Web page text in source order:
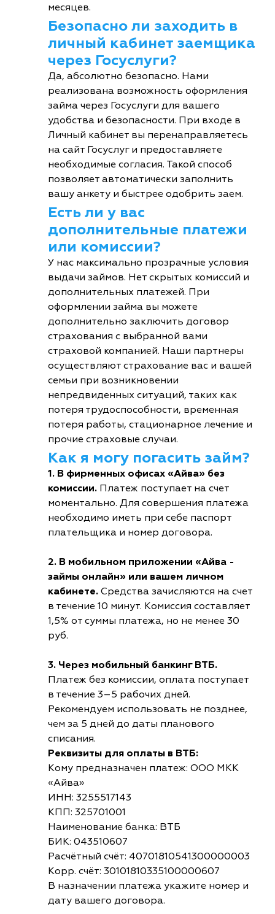
месяцев.
Безопасно ли заходить в
личный кабинет заемщика
через Госуслуги?
Да, абсолютно безопасно. Нами
реализована возможность оформления
займа через Госуслуги для вашего
удобства и безопасности. При входе в
Личный кабинет вы перенаправляетесь
на сайт Госуслуг и предоставляете
необходимые согласия. Такой способ
позволяет автоматически заполнить
вашу анкету и быстрее одобрить заем.
Есть ли у вас
дополнительные платежи
или комиссии?
У нас максимально прозрачные условия
выдачи займов. Нет скрытых комиссий и
дополнительных платежей. При
оформлении займа вы можете
дополнительно заключить договор
страхования с выбранной вами
страховой компанией. Наши партнеры
осуществляют страхование вас и вашей
семьи при возникновении
непредвиденных ситуаций, таких как
потеря трудоспособности, временная
потеря работы, стационарное лечение и
прочие страховые случаи.
Как я могу погасить займ?
1. В фирменных офисах «Айва» без
комиссии. Платеж поступает на счет
моментально. Для совершения платежа
необходимо иметь при себе паспорт
плательщика и номер договора.
2. В мобильном приложении «Айва -
займы онлайн» или вашем личном
кабинете. Средства зачисляются на счет
в течение 10 минут. Комиссия составляет
1,5% от суммы платежа, но не менее 30
руб.
3. Через мобильный банкинг ВТБ.
Платеж без комиссии, оплата поступает
в течение 3–5 рабочих дней.
Рекомендуем использовать не позднее,
чем за 5 дней до даты планового
списания.
Реквизиты для оплаты в ВТБ:
Кому предназначен платеж: ООО МКК
«Айва»
ИНН: 3255517143
КПП: 325701001
Наименование банка: ВТБ
БИК: 043510607
Расчётный счёт: 40701810541300000003
Корр. счёт: 30101810335100000607
В назначении платежа укажите номер и
дату вашего договора.